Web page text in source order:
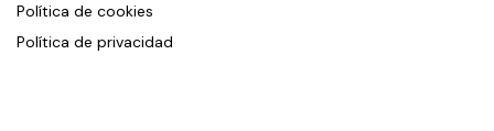
Política de cookies
Política de privacidad